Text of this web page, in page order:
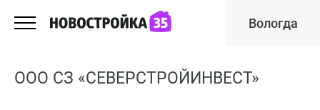
Вологда
ООО СЗ «СЕВЕРСТРОЙИНВЕСТ»